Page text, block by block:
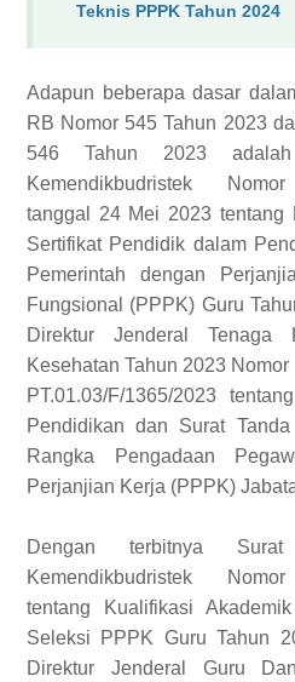
Teknis PPPK Tahun 2024
Adapun beberapa dasar
RB Nomor 545 Tahun 2023
546 Tahun 2023
Kemendikbudristek
tanggal 24 Mei 2023 tentang
Sertifikat Pendidik dalam
Pemerintah dengan
Fungsional (PPPK) Guru
Direktur Jenderal Tenaga
Kesehatan Tahun 2023 Nomor
PT.01.03/F/1365/2023
Pendidikan dan Surat
Rangka Pengadaan
Perjanjian Kerja (PPPK)
Dengan terbitnya
Kemendikbudristek
tentang Kualifikasi
Seleksi PPPK Guru Tahun
Direktur Jenderal Guru